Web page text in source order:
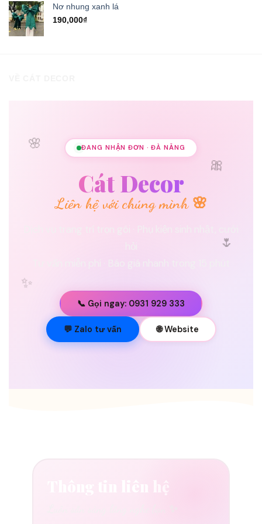
5 sao
Nơ nhung xanh lá
190,000₫
🌸
🎀
✨
🌷
💐
ĐANG NHẬN ĐƠN · ĐÀ NẴNG
Cát Decor
Liên hệ với chúng mình 🌸
📞 Gọi ngay: 0931 929 333
💬 Zalo tư vấn 🌐 Website
Thông tin liên hệ